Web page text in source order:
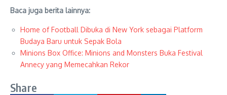
Baca juga berita lainnya:
Home of Football Dibuka di New York sebagai Platform
Budaya Baru untuk Sepak Bola
Minions Box Office: Minions and Monsters Buka Festival
Annecy yang Memecahkan Rekor
Share